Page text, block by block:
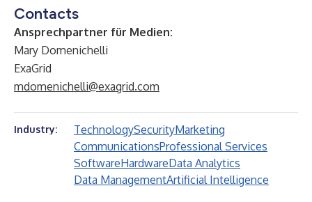
Contacts
Ansprechpartner für Medien:
Mary Domenichelli
ExaGrid
mdomenichelli@exagrid.com
Industry: TechnologySecurityMarketing
CommunicationsProfessional Services
SoftwareHardwareData Analytics
Data ManagementArtificial Intelligence